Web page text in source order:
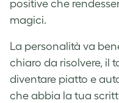
positive che
magici.
La personalità va
chiaro da risolvere, il
diventare piatto e
che abbia la tua